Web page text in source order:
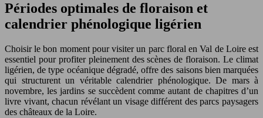
Périodes optimales de floraison et
calendrier phénologique ligérien
Choisir le bon moment pour visiter un parc floral en Val de Loire est
essentiel pour profiter pleinement des scènes de floraison. Le climat
ligérien, de type océanique dégradé, offre des saisons bien marquées
qui structurent un véritable calendrier phénologique. De mars à
novembre, les jardins se succèdent comme autant de chapitres d’un
livre vivant, chacun révélant un visage différent des parcs paysagers
des châteaux de la Loire.